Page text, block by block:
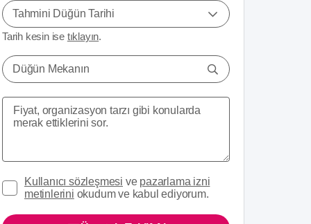
Tahmini Düğün Tarihi
Tarih kesin ise tıklayın.
Düğün Mekanın
Kullanıcı sözleşmesi ve pazarlama izni
metinlerini okudum ve kabul ediyorum.